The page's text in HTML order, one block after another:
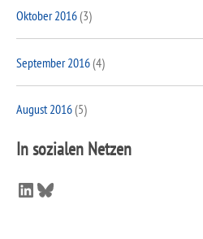
Oktober 2016(3)
September 2016(4)
August 2016(5)
In sozialen Netzen
LinkedIn
Bluesky